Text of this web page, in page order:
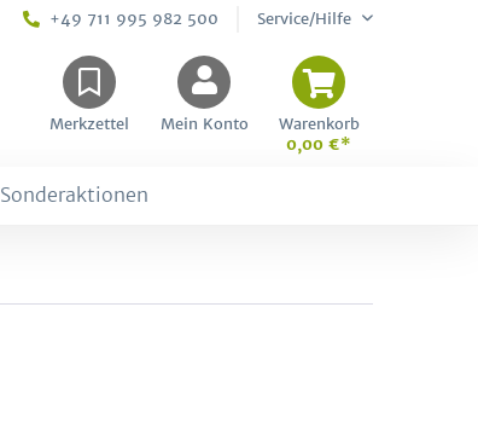
+49 711 995 982 500 Service/Hilfe
Merkzettel Mein Konto
Warenkorb
0,00 €*
Sonderaktionen